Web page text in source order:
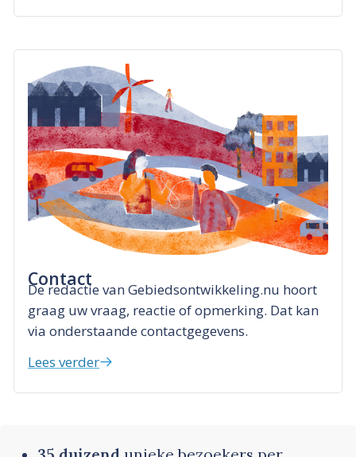
Contact
De redactie van Gebiedsontwikkeling.nu hoort
graag uw vraag, reactie of opmerking. Dat kan
via onderstaande contactgegevens.
Lees verder